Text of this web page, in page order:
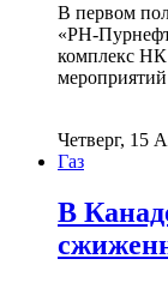
В первом
«РН-
комплекс НК
Четверг, 15
Газ
В